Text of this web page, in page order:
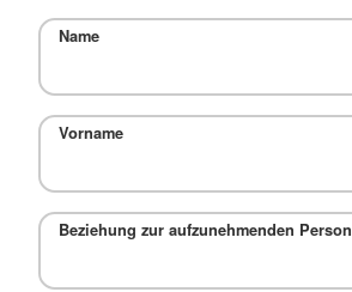
Name
Vorname
Beziehung zur aufzunehmenden Person